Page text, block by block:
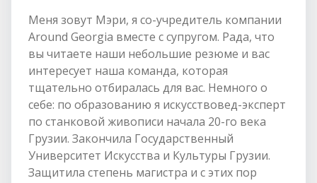
Меня зовут Мэри, я со-учредитель компании
Around Georgia вместе с супругом. Рада, что
вы читаете наши небольшие резюме и вас
интересует наша команда, которая
тщательно отбиралась для вас. Немного о
себе: по образованию я искусствовед-эксперт
по станковой живописи начала 20-го века
Грузии. Закончила Государственный
Университет Искусства и Культуры Грузии.
Защитила степень магистра и с этих пор